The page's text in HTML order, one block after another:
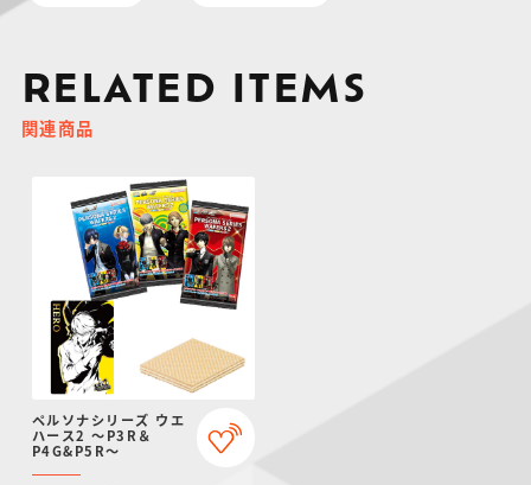
RELATED ITEMS
関連商品
ペルソナシリーズ ウエ
ハース2 ～P3R＆
P4G&P5R～